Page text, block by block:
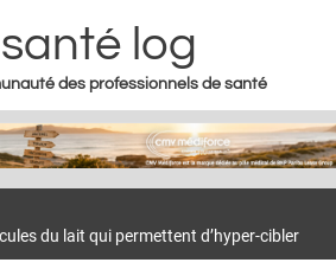
to navigation
santé log
des professionnels de santé
À DOMICILE
du lait qui permettent d’hyper-cibler